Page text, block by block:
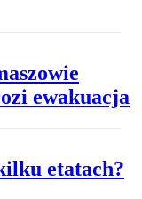
ewakuacja
etatach?